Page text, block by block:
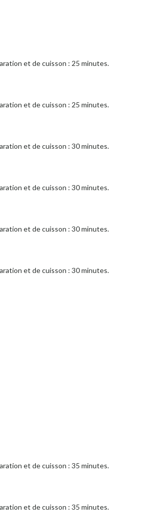
et de cuisson : 25 minutes.
et de cuisson : 25 minutes.
et de cuisson : 30 minutes.
et de cuisson : 30 minutes.
et de cuisson : 30 minutes.
et de cuisson : 30 minutes.
et de cuisson : 35 minutes.
et de cuisson : 35 minutes.